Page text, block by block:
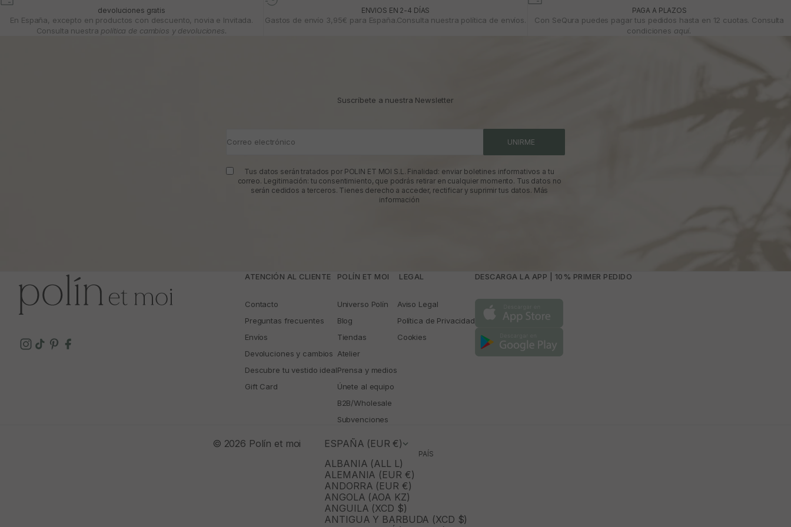
devoluciones gratis
En España, excepto en productos con descuento, novia e Invitada.
Consulta nuestra política de cambios y devoluciones.
ENVIOS EN 2-4 DÍAS
Gastos de envío 3,95€ para España.Consulta nuestra política de envíos.
PAGA A PLAZOS
Con SeQura puedes pagar tus pedidos hasta en 12 cuotas. Consulta
condiciones aquí.
Suscríbete a nuestra Newsletter
Correo electrónico UNIRME
Tus datos serán tratados por POLIN ET MOI S.L. Finalidad: enviar boletines informativos a tu
correo. Legitimación: tu consentimiento, que podrás retirar en cualquier momento. Tus datos no
serán cedidos a terceros. Tienes derecho a acceder, rectificar y suprimir tus datos. Más
información
ATENCIÓN AL CLIENTE
Contacto
Preguntas frecuentes
Envíos
Devoluciones y cambios
Descubre tu vestido ideal
Gift Card
POLÍN ET MOI
Universo Polín
Blog
Tiendas
Atelier
Prensa y medios
Únete al equipo
B2B/Wholesale
Subvenciones
­ LEGAL
Aviso Legal
Política de Privacidad
Cookies
DESCARGA LA APP | 10% PRIMER PEDIDO
ESPAÑA (EUR €)
PAÍS
ALBANIA (ALL L)
ALEMANIA (EUR €)
ANDORRA (EUR €)
ANGOLA (AOA KZ)
ANGUILA (XCD $)
ANTIGUA Y BARBUDA (XCD $)
© 2026 Polín et moi